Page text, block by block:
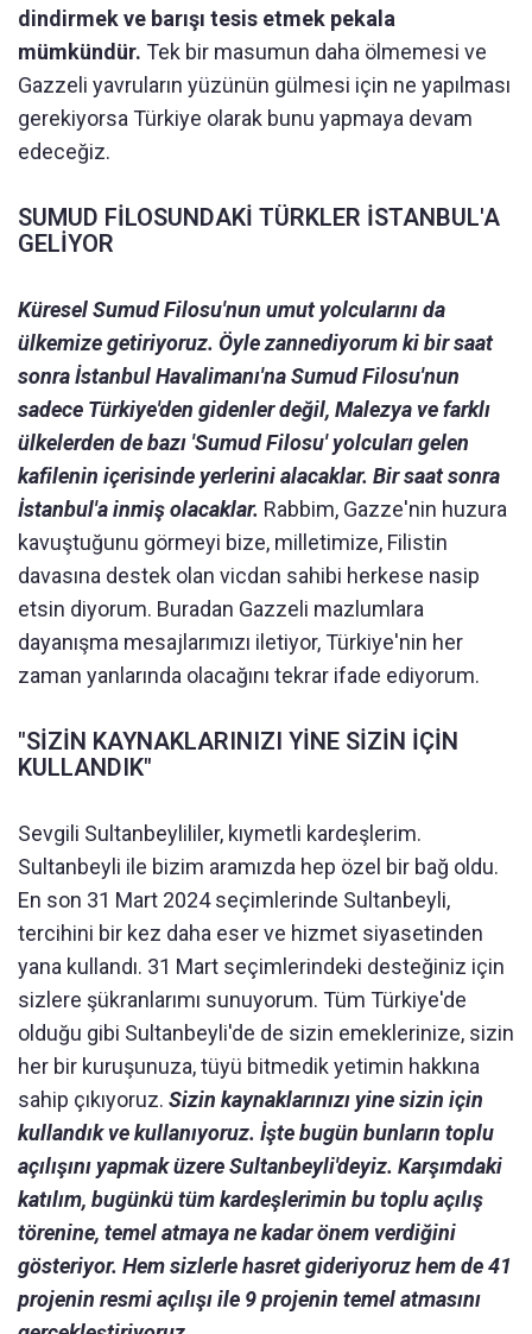
dindirmek ve barışı tesis etmek pekala
mümkündür. Tek bir masumun daha ölmemesi ve
Gazzeli yavruların yüzünün gülmesi için ne yapılması
gerekiyorsa Türkiye olarak bunu yapmaya devam
edeceğiz.
SUMUD FİLOSUNDAKİ TÜRKLER İSTANBUL'A
GELİYOR
Küresel Sumud Filosu'nun umut yolcularını da
ülkemize getiriyoruz. Öyle zannediyorum ki bir saat
sonra İstanbul Havalimanı'na Sumud Filosu'nun
sadece Türkiye'den gidenler değil, Malezya ve farklı
ülkelerden de bazı 'Sumud Filosu' yolcuları gelen
kafilenin içerisinde yerlerini alacaklar. Bir saat sonra
İstanbul'a inmiş olacaklar. Rabbim, Gazze'nin huzura
kavuştuğunu görmeyi bize, milletimize, Filistin
davasına destek olan vicdan sahibi herkese nasip
etsin diyorum. Buradan Gazzeli mazlumlara
dayanışma mesajlarımızı iletiyor, Türkiye'nin her
zaman yanlarında olacağını tekrar ifade ediyorum.
"SİZİN KAYNAKLARINIZI YİNE SİZİN İÇİN
KULLANDIK"
Sevgili Sultanbeylililer, kıymetli kardeşlerim.
Sultanbeyli ile bizim aramızda hep özel bir bağ oldu.
En son 31 Mart 2024 seçimlerinde Sultanbeyli,
tercihini bir kez daha eser ve hizmet siyasetinden
yana kullandı. 31 Mart seçimlerindeki desteğiniz için
sizlere şükranlarımı sunuyorum. Tüm Türkiye'de
olduğu gibi Sultanbeyli'de de sizin emeklerinize, sizin
her bir kuruşunuza, tüyü bitmedik yetimin hakkına
sahip çıkıyoruz. Sizin kaynaklarınızı yine sizin için
kullandık ve kullanıyoruz. İşte bugün bunların toplu
açılışını yapmak üzere Sultanbeyli'deyiz. Karşımdaki
katılım, bugünkü tüm kardeşlerimin bu toplu açılış
törenine, temel atmaya ne kadar önem verdiğini
gösteriyor. Hem sizlerle hasret gideriyoruz hem de 41
projenin resmi açılışı ile 9 projenin temel atmasını